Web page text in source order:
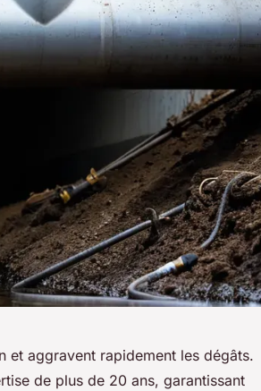
et aggravent rapidement les dégâts.
de plus de 20 ans, garantissant